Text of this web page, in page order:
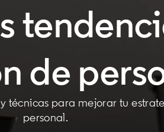
de
técnicas para mejorar tu
personal.